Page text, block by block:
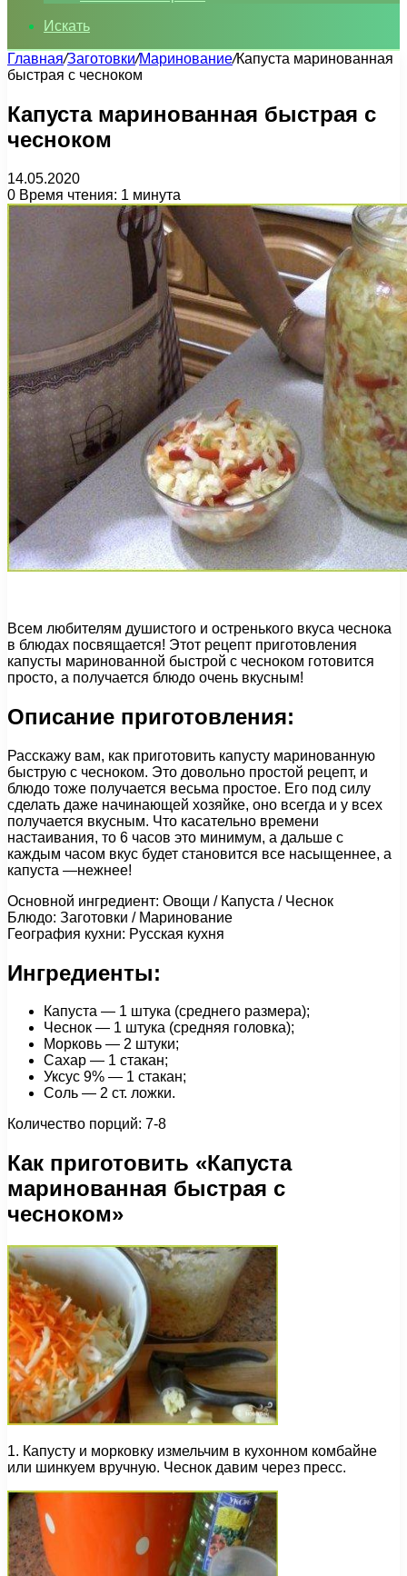
Искать
Главная/Заготовки/Маринование/Капуста маринованная
быстрая с чесноком
Капуста маринованная быстрая с
чесноком
14.05.2020
0 Время чтения: 1 минута
Всем любителям душистого и остренького вкуса чеснока
в блюдах посвящается! Этот рецепт приготовления
капусты маринованной быстрой с чесноком готовится
просто, а получается блюдо очень вкусным!
Описание приготовления:
Расскажу вам, как приготовить капусту маринованную
быструю с чесноком. Это довольно простой рецепт, и
блюдо тоже получается весьма простое. Его под силу
сделать даже начинающей хозяйке, оно всегда и у всех
получается вкусным. Что касательно времени
настаивания, то 6 часов это минимум, а дальше с
каждым часом вкус будет становится все насыщеннее, а
капуста —нежнее!
Основной ингредиент: Овощи / Капуста / Чеснок
Блюдо: Заготовки / Маринование
География кухни: Русская кухня
Ингредиенты:
Капуста — 1 штука (среднего размера);
Чеснок — 1 штука (средняя головка);
Морковь — 2 штуки;
Сахар — 1 стакан;
Уксус 9% — 1 стакан;
Соль — 2 ст. ложки.
Количество порций: 7-8
Как приготовить «Капуста
маринованная быстрая с
чесноком»
1. Капусту и морковку измельчим в кухонном комбайне
или шинкуем вручную. Чеснок давим через пресс.